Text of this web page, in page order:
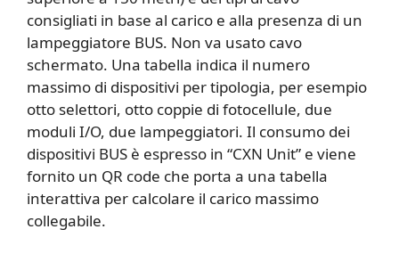
consigliati in base al carico e alla presenza di un
lampeggiatore BUS. Non va usato cavo
schermato. Una tabella indica il numero
massimo di dispositivi per tipologia, per esempio
otto selettori, otto coppie di fotocellule, due
moduli I/O, due lampeggiatori. Il consumo dei
dispositivi BUS è espresso in “CXN Unit” e viene
fornito un QR code che porta a una tabella
interattiva per calcolare il carico massimo
collegabile.